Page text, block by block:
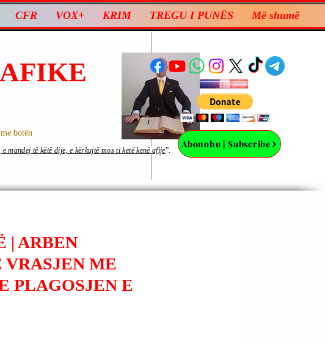
CFR VOX+ KRIM TREGU I PUNËS Më shumë
botën
Abonohu | Subscribe
mandej të këtë dije, e kërkujtë mos ti ketë kenë afije”.
| ARBEN
VRASJEN ME
PLAGOSJEN E